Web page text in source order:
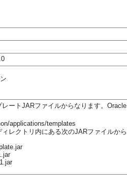
ートJARファイルからなります。
applications/templates
レクトリ内にある次のJARファイルから